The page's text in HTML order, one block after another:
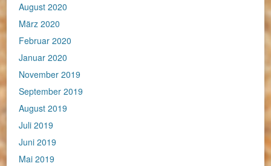
August 2020
März 2020
Februar 2020
Januar 2020
November 2019
September 2019
August 2019
Juli 2019
Juni 2019
Mai 2019